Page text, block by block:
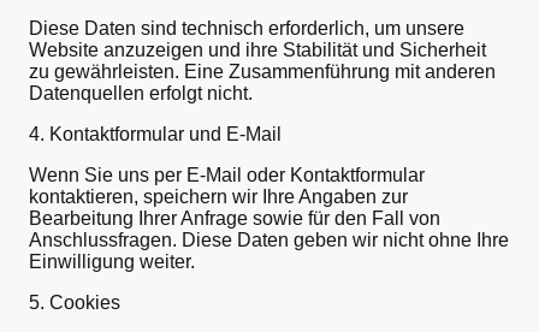
Diese Daten sind technisch erforderlich, um unsere
Website anzuzeigen und ihre Stabilität und Sicherheit
zu gewährleisten. Eine Zusammenführung mit anderen
Datenquellen erfolgt nicht.
4. Kontaktformular und E-Mail
Wenn Sie uns per E-Mail oder Kontaktformular
kontaktieren, speichern wir Ihre Angaben zur
Bearbeitung Ihrer Anfrage sowie für den Fall von
Anschlussfragen. Diese Daten geben wir nicht ohne Ihre
Einwilligung weiter.
5. Cookies